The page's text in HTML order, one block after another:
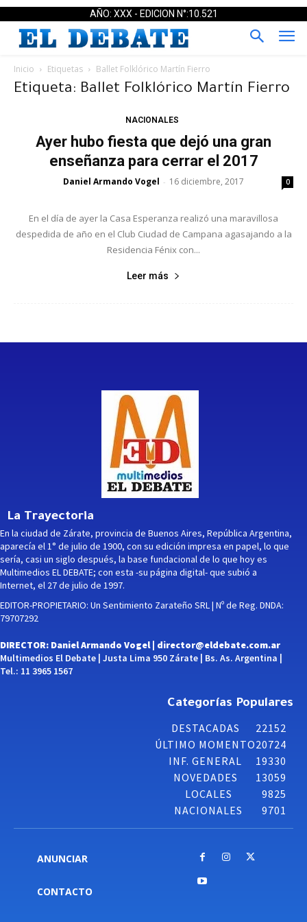
AÑO: XXX - EDICION N°:10.521
Inicio Etiquetas Ballet Folklórico Martín Fierro
Etiqueta: Ballet Folklórico Martín Fierro
NACIONALES
Ayer hubo fiesta que dejó una gran
enseñanza para cerrar el 2017
Daniel Armando Vogel - 16 diciembre, 2017 0
En el día de ayer la Casa Esperanza realizó una maravillosa
despedida de año en el Club Ciudad de Campana agasajando a la
Residencia Fénix con...
Leer más
La Trayectoria
En la ciudad de Zárate, provincia de Buenos Aires, República Argentina,
aparecía el 1° de julio de 1900, con su edición impresa en papel, lo que
sería, casi un siglo después, la base fundacional de lo que hoy es
Multimedios EL DEBATE; con esta -su página digital- que subió a
Internet, el 27 de julio de 1997.
EDITOR-PROPIETARIO: Un Sentimiento Zarateño SRL | Nº de Reg. DNDA:
79707292
DIRECTOR: Daniel Armando Vogel | director@eldebate.com.ar
Multimedios El Debate | Justa Lima 950 Zárate | Bs. As. Argentina |
Tel.: 11 3965 1567
Categorías Populares
DESTACADAS
22152
ÚLTIMO MOMENTO20724
INF. GENERAL
19330
NOVEDADES
13059
LOCALES
9825
NACIONALES
9701
ANUNCIAR
CONTACTO